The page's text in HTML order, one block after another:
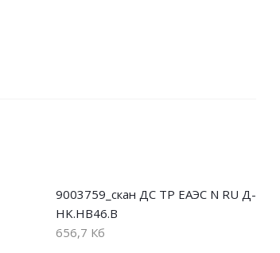
9003759_скан ДС ТР ЕАЭС N RU Д-
HK.НВ46.В
656,7 Кб